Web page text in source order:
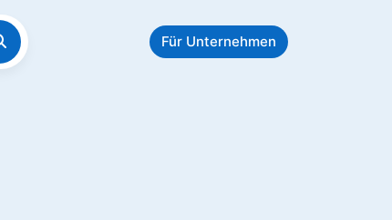
Für Unternehmen